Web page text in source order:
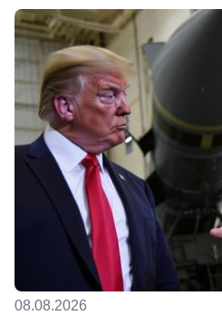
08.08.2026